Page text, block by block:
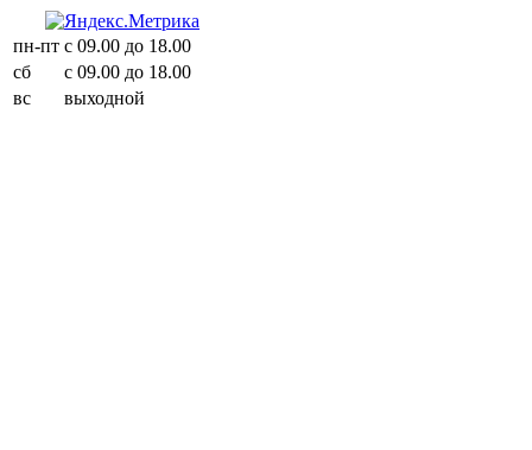
пн-пт с 09.00 до 18.00
сб
с 09.00 до 18.00
вс
выходной